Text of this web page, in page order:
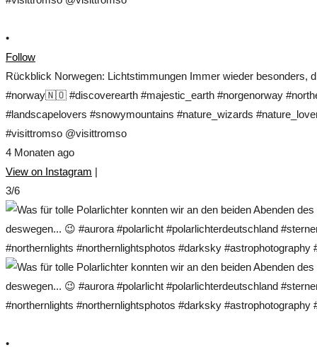
•
Follow
Rückblick Norwegen: Lichtstimmungen Immer wieder besonders,
#norway🇳🇴 #discoverearth #majestic_earth #norgenorway
#landscapelovers #snowymountains #nature_wizards
#visittromso @visittromso
4 Monaten ago
View on Instagram |
3/6
•